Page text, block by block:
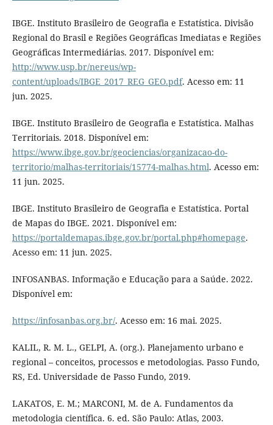
IBGE. Instituto Brasileiro de Geografia e Estatística. Divisão
Regional do Brasil e Regiões Geográficas Imediatas e Regiões
Geográficas Intermediárias. 2017. Disponível em:
http://www.usp.br/nereus/wp-
content/uploads/IBGE_2017_REG_GEO.pdf. Acesso em: 11
jun. 2025.
IBGE. Instituto Brasileiro de Geografia e Estatística. Malhas
Territoriais. 2018. Disponível em:
https://www.ibge.gov.br/geociencias/organizacao-do-
territorio/malhas-territoriais/15774-malhas.html. Acesso em:
11 jun. 2025.
IBGE. Instituto Brasileiro de Geografia e Estatística. Portal
de Mapas do IBGE. 2021. Disponível em:
https://portaldemapas.ibge.gov.br/portal.php#homepage.
Acesso em: 11 jun. 2025.
INFOSANBAS. Informação e Educação para a Saúde. 2022.
Disponível em:
https://infosanbas.org.br/. Acesso em: 16 mai. 2025.
KALIL, R. M. L., GELPI, A. (org.). Planejamento urbano e
regional – conceitos, processos e metodologias. Passo Fundo,
RS, Ed. Universidade de Passo Fundo, 2019.
LAKATOS, E. M.; MARCONI, M. de A. Fundamentos da
metodologia científica. 6. ed. São Paulo: Atlas, 2003.